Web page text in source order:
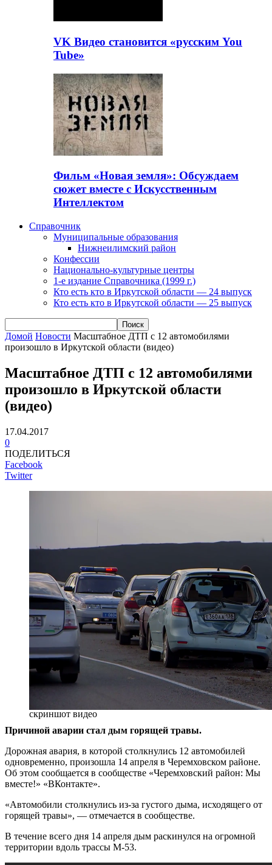
VK Видео становится «русским You
Tube»
Фильм «Новая земля»: Обсуждаем
сюжет вместе с Искусственным
Интеллектом
Справочник
Муниципальные образования
Нижнеилимский район
Конфессии
Национально-культурные центры
1-е издание Справочника (1999 г.)
Кто есть кто в Иркутской области — 24 выпуск
Кто есть кто в Иркутской области — 25 выпуск
Домой Новости Масштабное ДТП с 12 автомобилями
произошло в Иркутской области (видео)
Масштабное ДТП с 12 автомобилями
произошло в Иркутской области
(видео)
17.04.2017
0
ПОДЕЛИТЬСЯ
Facebook
Twitter
скриншот видео
Причиной аварии стал дым горящей травы.
Дорожная авария, в которой столкнулись 12 автомобилей
одновременно, произошла 14 апреля в Черемховском районе.
Об этом сообщается в сообществе «Черемховский район: Мы
вместе!» «ВКонтакте».
«Автомобили столкнулись из-за густого дыма, исходящего от
горящей травы», — отмечается в сообществе.
В течение всего дня 14 апреля дым раскинулся на огромной
территории вдоль трассы М-53.